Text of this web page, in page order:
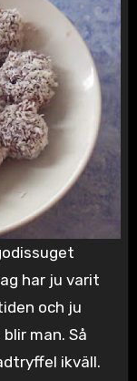
har ju varit
och ju
man. Så
ikväll.